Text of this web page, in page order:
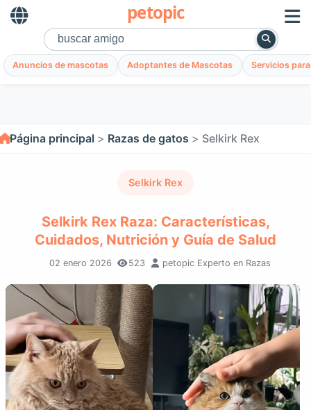
petopic
Anuncios de mascotas Adoptantes de Mascotas Servicios
Página principal Razas de gatos Selkirk Rex
Selkirk Rex
Selkirk Rex Raza: Características,
Cuidados, Nutrición y Guía de Salud
02 enero 2026 523 petopic Experto en Razas